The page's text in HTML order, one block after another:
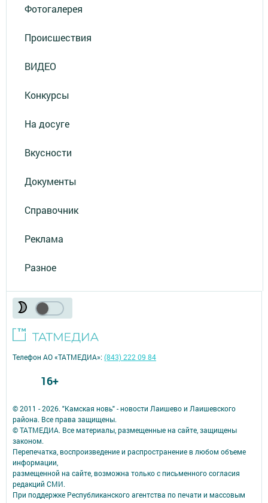
Фотогалерея
Происшествия
ВИДЕО
Конкурсы
На досуге
Вкусности
Документы
Справочник
Реклама
Разное
© 2011 - 2026. "Камская новь" - новости Лаишево и Лаишевского
района. Все права защищены.
© ТАТМЕДИА. Все материалы, размещенные на сайте, защищены
законом.
Перепечатка, воспроизведение и распространение в любом объеме
информации,
размещенной на сайте, возможна только с письменного согласия
редакций СМИ.
При поддержке Республиканского агентства по печати и массовым
Телефон АО «ТАТМЕДИА»:(843) 222 09 84
16+